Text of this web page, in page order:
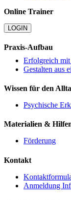
Online Trainer
LOGIN
Praxis-Aufbau
Erfolgreich mit
Gestalten aus
Wissen für den
Psychische
Materialien &
Förderung
Kontakt
Anmeldung